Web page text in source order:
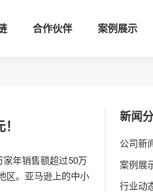
合作伙伴 案例展示
年销售额超过50万
区。亚马逊上的中小
新闻
公司新
案例展
行业动